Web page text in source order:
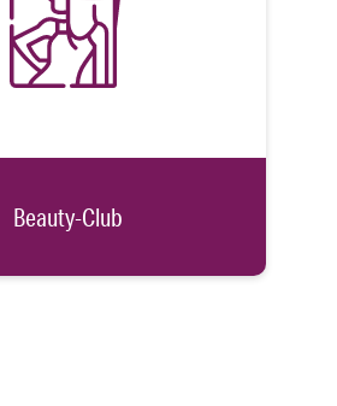
Beauty-Club